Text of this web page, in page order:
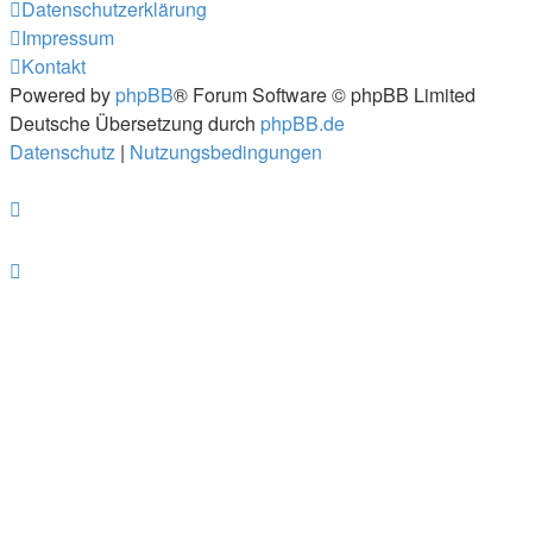
Datenschutzerklärung
Impressum
Kontakt
Powered by phpBB® Forum Software © phpBB Limited
Deutsche Übersetzung durch phpBB.de
Datenschutz | Nutzungsbedingungen